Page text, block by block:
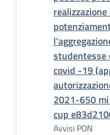
studentesse
covid -19
2021-650
cup
Avvisi PON